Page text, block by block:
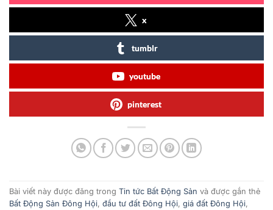
x
tumblr
youtube
pinterest
Bài viết này được đăng trong Tin tức Bất Động Sản và được gắn thẻ
Bất Động Sản Đông Hội, đầu tư đất Đông Hội, giá đất Đông Hội,